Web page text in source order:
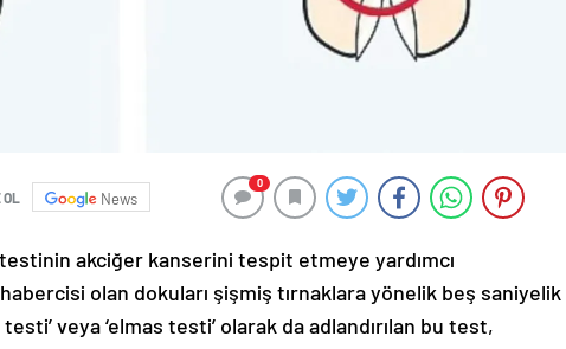
News
0
akciğer kanserini tespit etmeye yardımcı
olan dokuları şişmiş tırnaklara yönelik beş saniyelik
veya ‘elmas testi’ olarak da adlandırılan bu test,